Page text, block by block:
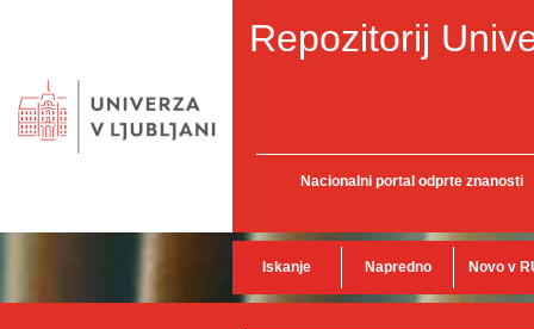
Repozitorij
Nacionalni portal odprte znanosti
Iskanje Napredno Novo v